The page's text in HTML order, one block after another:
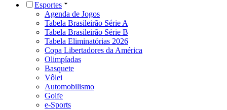
Esportes
Agenda de Jogos
Tabela Brasileirão Série A
Tabela Brasileirão Série B
Tabela Eliminatórias 2026
Copa Libertadores da América
Olimpíadas
Basquete
Vôlei
Automobilismo
Golfe
e-Sports